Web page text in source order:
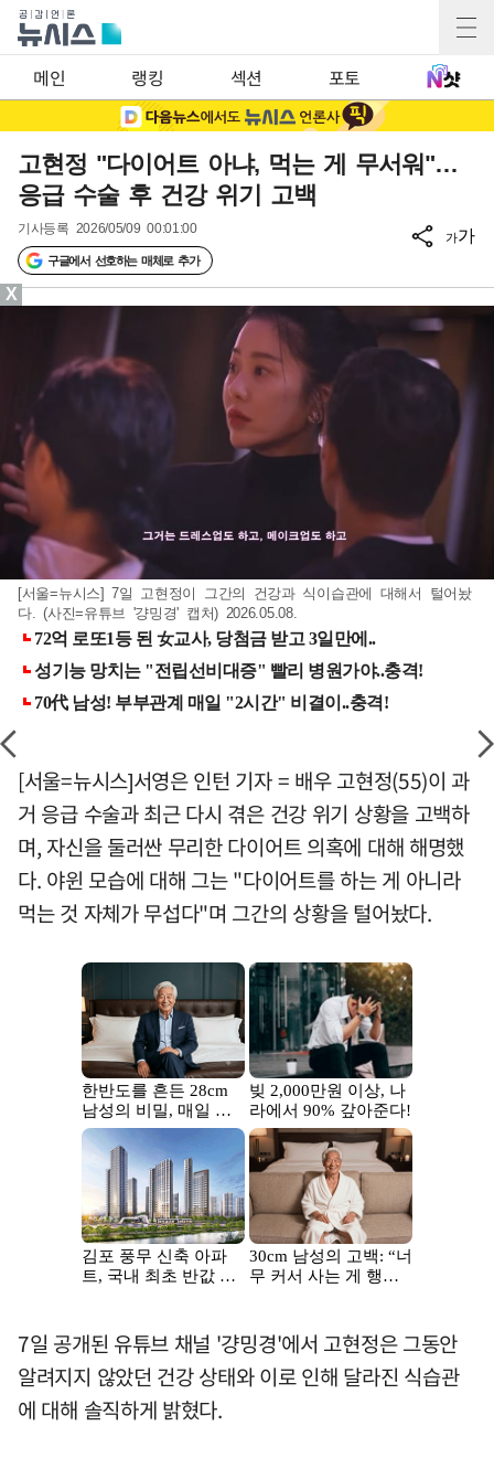
메인 랭킹 섹션 포토
고현정 "다이어트 아냐, 먹는 게 무서워"…
응급 수술 후 건강 위기 고백
기사등록 2026/05/09 00:01:00
구글에서 선호하는 매체로 추가
가가
[서울=뉴시스] 7일 고현정이 그간의 건강과 식이습관에 대해서 털어놨
다. (사진=유튜브 '걍밍경' 캡처) 2026.05.08.
[서울=뉴시스]서영은 인턴 기자 = 배우 고현정(55)이 과
거 응급 수술과 최근 다시 겪은 건강 위기 상황을 고백하
며, 자신을 둘러싼 무리한 다이어트 의혹에 대해 해명했
다. 야윈 모습에 대해 그는 "다이어트를 하는 게 아니라
먹는 것 자체가 무섭다"며 그간의 상황을 털어놨다.
7일 공개된 유튜브 채널 '걍밍경'에서 고현정은 그동안
알려지지 않았던 건강 상태와 이로 인해 달라진 식습관
에 대해 솔직하게 밝혔다.
X